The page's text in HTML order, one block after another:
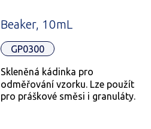
Beaker, 10mL
GP0300
Skleněná kádinka pro
odměřování vzorku. Lze použít
pro práškové směsi i granuláty.